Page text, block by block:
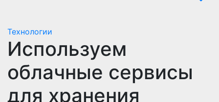
Технологии
Используем
облачные сервисы
для хранения